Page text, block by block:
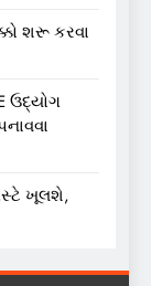
શરૂ કરવા
ઉદ્યોગ
ખૂલશે,